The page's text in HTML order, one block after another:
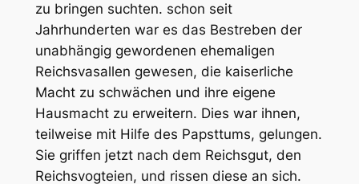
zu bringen suchten. schon seit
Jahrhunderten war es das Bestreben der
unabhängig gewordenen ehemaligen
Reichsvasallen gewesen, die kaiserliche
Macht zu schwächen und ihre eigene
Hausmacht zu erweitern. Dies war ihnen,
teilweise mit Hilfe des Papsttums, gelungen.
Sie griffen jetzt nach dem Reichsgut, den
Reichsvogteien, und rissen diese an sich.